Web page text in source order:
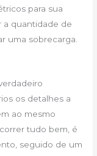
para sua
a quantidade de
uma sobrecarga.
os detalhes a
ao mesmo
tudo bem, é
seguido de um